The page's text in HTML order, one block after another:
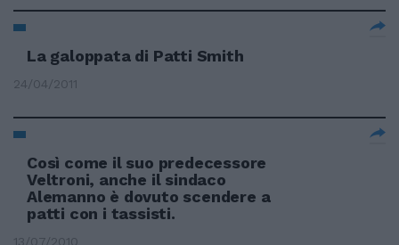
La galoppata di Patti Smith
24/04/2011
Così come il suo predecessore
Veltroni, anche il sindaco
Alemanno è dovuto scendere a
patti con i tassisti.
13/07/2010